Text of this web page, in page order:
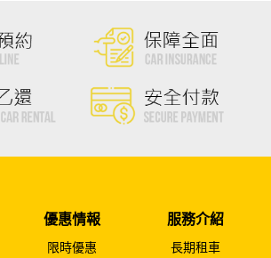
優惠情報
限時優惠
服務介紹
長期租車